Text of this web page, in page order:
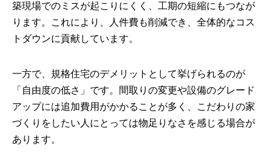
築現場でのミスが起こりにくく、工期の短縮にもつなが
ります。これにより、人件費も削減でき、全体的なコス
トダウンに貢献しています。
一方で、規格住宅のデメリットとして挙げられるのが
「自由度の低さ」です。間取りの変更や設備のグレード
アップには追加費用がかかることが多く、こだわりの家
づくりをしたい人にとっては物足りなさを感じる場合が
あります。